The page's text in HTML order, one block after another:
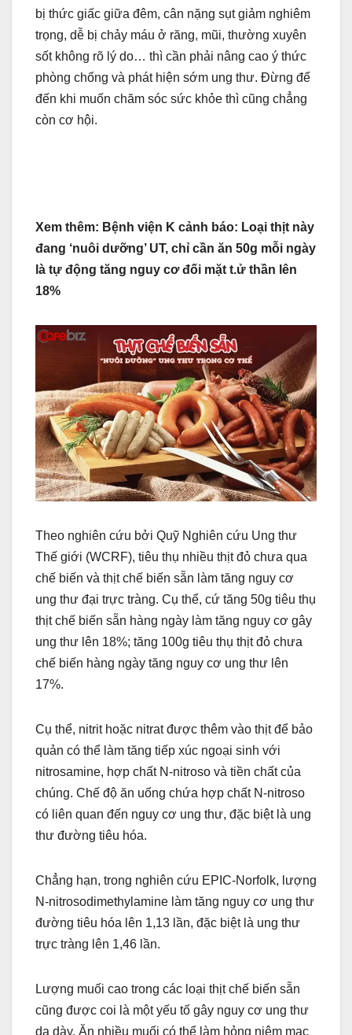
bị thức giấc giữa đêm, cân nặng sụt giảm nghiêm
trọng, dễ bị chảy máu ở răng, mũi, thường xuyên
sốt không rõ lý do… thì cần phải nâng cao ý thức
phòng chống và phát hiện sớm ung thư. Đừng để
đến khi muốn chăm sóc sức khỏe thì cũng chẳng
còn cơ hội.
Xem thêm: Bệnh viện K cảnh báo: Loại thịt này
đang ‘nuôi dưỡng’ UT, chỉ cần ăn 50g mỗi ngày
là tự động tăng nguy cơ đối mặt t.ử thần lên
18%
Theo nghiên cứu bởi Quỹ Nghiên cứu Ung thư
Thế giới (WCRF), tiêu thụ nhiều thịt đỏ chưa qua
chế biến và thịt chế biến sẵn làm tăng nguy cơ
ung thư đại trực tràng. Cụ thể, cứ tăng 50g tiêu thụ
thịt chế biến sẵn hàng ngày làm tăng nguy cơ gây
ung thư lên 18%; tăng 100g tiêu thụ thịt đỏ chưa
chế biến hàng ngày tăng nguy cơ ung thư lên
17%.
Cụ thể, nitrit hoặc nitrat được thêm vào thịt để bảo
quản có thể làm tăng tiếp xúc ngoại sinh với
nitrosamine, hợp chất N-nitroso và tiền chất của
chúng. Chế độ ăn uống chứa hợp chất N-nitroso
có liên quan đến nguy cơ ung thư, đặc biệt là ung
thư đường tiêu hóa.
Chẳng hạn, trong nghiên cứu EPIC-Norfolk, lượng
N-nitrosodimethylamine làm tăng nguy cơ ung thư
đường tiêu hóa lên 1,13 lần, đặc biệt là ung thư
trực tràng lên 1,46 lần.
Lượng muối cao trong các loại thịt chế biến sẵn
cũng được coi là một yếu tố gây nguy cơ ung thư
dạ dày. Ăn nhiều muối có thể làm hỏng niêm mạc